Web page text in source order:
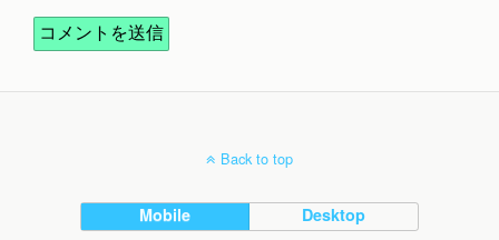
Back to top
Mobile Desktop